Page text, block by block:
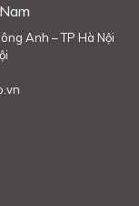
Anh – TP Hà Nội